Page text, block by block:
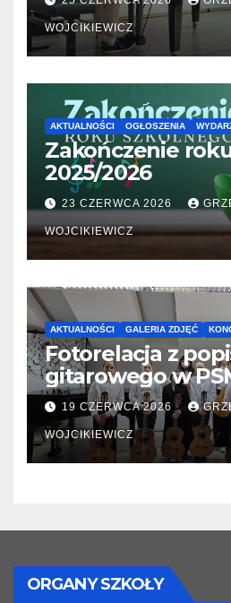
WOJCIKIEWICZ
AKTUALNOŚCI OGŁOSZENIA
Zakończenie
2025/2026
23 CZERWCA 2026
WOJCIKIEWICZ
AKTUALNOŚCI GALERIA ZDJĘĆ
Fotorelacja z
gitarowego w
19 CZERWCA 2026
WOJCIKIEWICZ
ORGANY SZKOŁY